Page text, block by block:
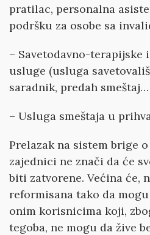
pratilac, personalna
podršku za osobe sa
– Savetodavno-
usluge (usluga
saradnik, predah smeštaj…
– Usluga smeštaja u
Prelazak na sistem brige
zajednici ne znači da će
biti zatvorene. Većina će,
reformisana tako da
onim korisnicima koji,
tegoba, ne mogu da žive